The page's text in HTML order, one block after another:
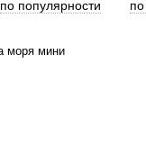
по популярности